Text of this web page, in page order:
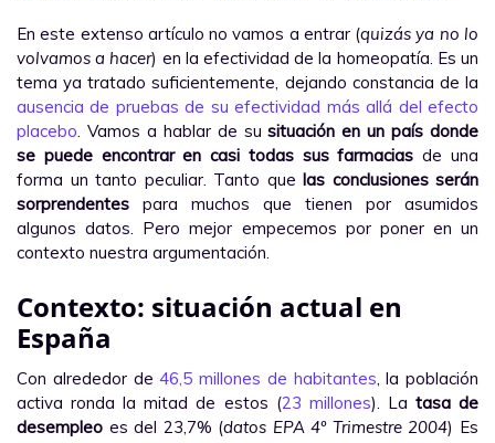
En este extenso artículo no vamos a entrar (quizás ya no lo
volvamos a hacer) en la efectividad de la homeopatía. Es un
tema ya tratado suficientemente, dejando constancia de la
ausencia de pruebas de su efectividad más allá del efecto
placebo. Vamos a hablar de susituación en un país donde
se puede encontrar en casi todas sus farmacias de una
forma un tanto peculiar. Tanto que las conclusiones serán
sorprendentes para muchos que tienen por asumidos
algunos datos. Pero mejor empecemos por poner en un
contexto nuestra argumentación.
Contexto: situación actual en
España
Con alrededor de46,5 millones de habitantes, la población
activa ronda la mitad de estos (23 millones). La tasa de
desempleo es del 23,7% (datos EPA 4º Trimestre 2004) Es